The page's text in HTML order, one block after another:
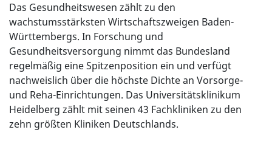
Das Gesundheitswesen zählt zu den
wachstumsstärksten Wirtschaftszweigen Baden-
Württembergs. In Forschung und
Gesundheitsversorgung nimmt das Bundesland
regelmäßig eine Spitzenposition ein und verfügt
nachweislich über die höchste Dichte an Vorsorge-
und Reha-Einrichtungen. Das Universitätsklinikum
Heidelberg zählt mit seinen 43 Fachkliniken zu den
zehn größten Kliniken Deutschlands.